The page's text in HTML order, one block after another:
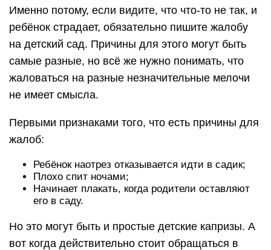
Именно потому, если видите, что что-то не так, и
ребёнок страдает, обязательно пишите жалобу
на детский сад. Причины для этого могут быть
самые разные, но всё же нужно понимать, что
жаловаться на разные незначительные мелочи
не имеет смысла.
Первыми признаками того, что есть причины для
жалоб:
Ребёнок наотрез отказывается идти в садик;
Плохо спит ночами;
Начинает плакать, когда родители оставляют
его в саду.
Но это могут быть и простые детские капризы. А
вот когда действительно стоит обращаться в